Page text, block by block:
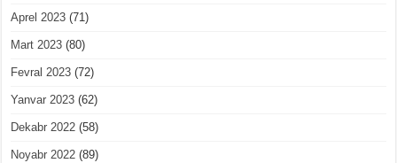
Aprel 2023 (71)
Mart 2023 (80)
Fevral 2023 (72)
Yanvar 2023 (62)
Dekabr 2022 (58)
Noyabr 2022 (89)